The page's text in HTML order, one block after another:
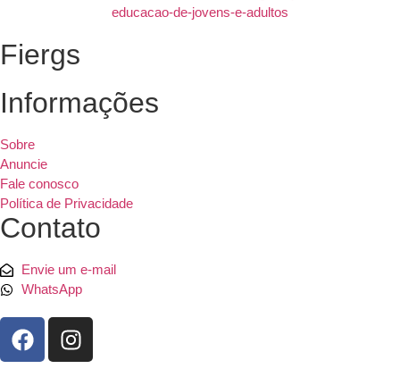
Fiergs
Informações
Sobre
Anuncie
Fale conosco
Política de Privacidade
Contato
Envie um e-mail
WhatsApp